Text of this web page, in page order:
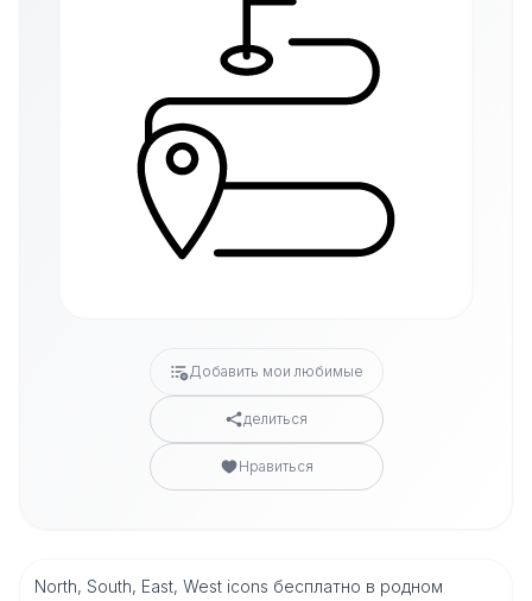
Добавить мои любимые
делиться
Нравиться
North, South, East, West icons бесплатно в родном